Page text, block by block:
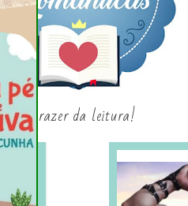
o prazer da leitura!